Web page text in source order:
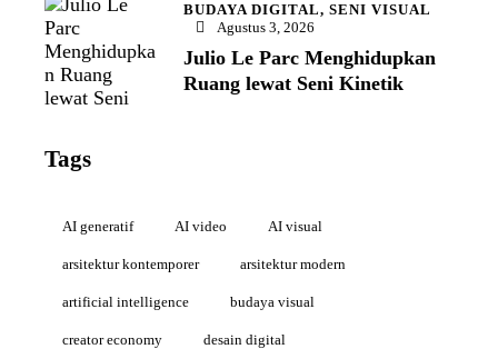
BUDAYA DIGITAL, SENI VISUAL
Agustus 3, 2026
Julio Le Parc Menghidupkan
Ruang lewat Seni Kinetik
Tags
AI generatif AI video AI visual
arsitektur kontemporer arsitektur modern
artificial intelligence budaya visual
creator economy desain digital